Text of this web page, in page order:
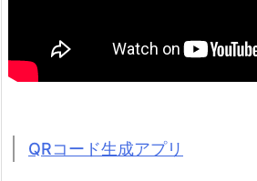
QRコード生成アプリ